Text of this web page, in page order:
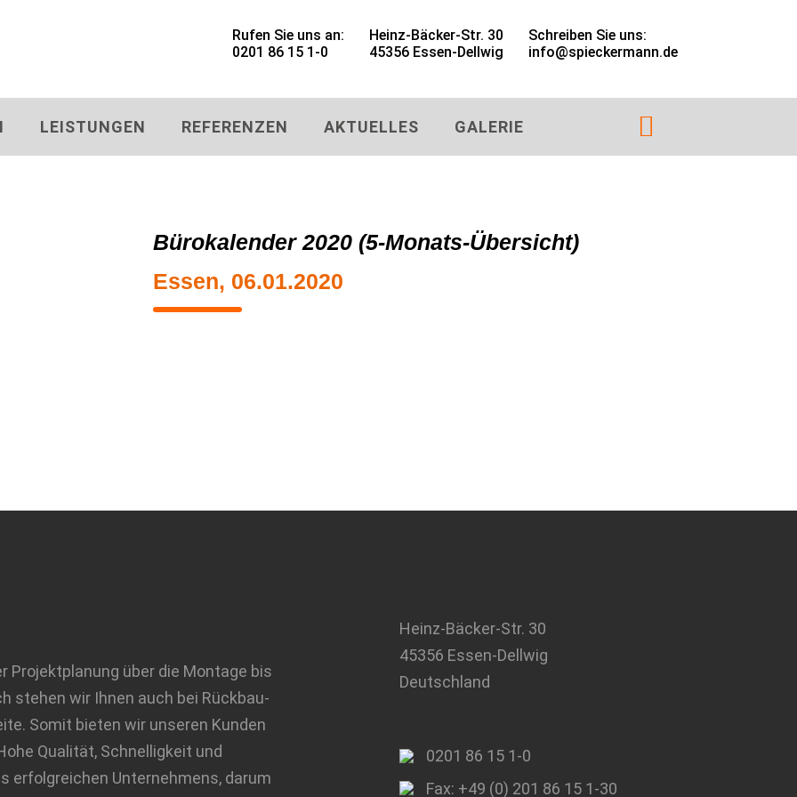
Rufen Sie uns an:
0201 86 15 1-0
Heinz-Bäcker-Str. 30
45356 Essen-Dellwig
Schreiben Sie uns:
info@spieckermann.de
LEISTUNGEN REFERENZEN AKTUELLES GALERIE 
Bürokalender 2020 (5-Monats-Übersicht)
Essen, 06.01.2020
Projektplanung über die Montage bis
stehen wir Ihnen auch bei Rückbau-
Somit bieten wir unseren Kunden
Qualität, Schnelligkeit und
erfolgreichen Unternehmens, darum
Heinz-Bäcker-Str. 30
45356 Essen-Dellwig
Deutschland
0201 86 15 1-0
Fax: +49 (0) 201 86 15 1-30